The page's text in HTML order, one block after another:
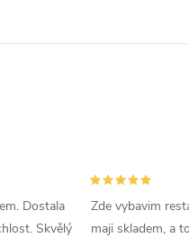
Dostala
Skvělý
Zde vybavim
maji skladem, a